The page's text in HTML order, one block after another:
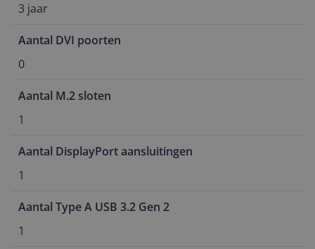
3 jaar
Aantal DVI poorten
0
Aantal M.2 sloten
1
Aantal DisplayPort aansluitingen
1
Aantal Type A USB 3.2 Gen 2
1